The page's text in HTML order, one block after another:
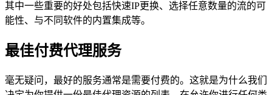
其中一些重要的好处包括快速IP更换、选择任意数量的流的可
能性、与不同软件的内置集成等。
最佳付费代理服务
毫无疑问，最好的服务通常是需要付费的。这就是为什么我们